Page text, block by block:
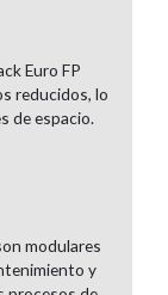
Euro FP
reducidos, lo
de espacio.
modulares
y